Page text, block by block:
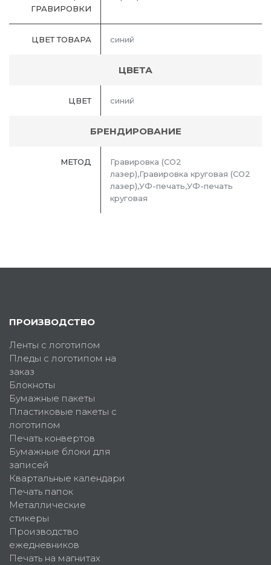
ГРАВИРОВКИ
ЦВЕТ ТОВАРА синий
ЦВЕТА
ЦВЕТ синий
БРЕНДИРОВАНИЕ
МЕТОД
Гравировка (CO2
лазер),Гравировка круговая (CO2
лазер),УФ-печать,УФ-печать
круговая
ПРОИЗВОДСТВО
Ленты с логотипом
Пледы с логотипом на
заказ
Блокноты
Бумажные пакеты
Пластиковые пакеты с
логотипом
Печать конвертов
Бумажные блоки для
записей
Квартальные календари
Печать папок
Металлические
стикеры
Производство
ежедневников
Печать на магнитах